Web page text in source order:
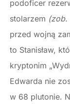
podoficer
stolarzem (zob.
przed wojną
to Stanisław,
kryptonim
Edwarda nie
w 68 plutonie.